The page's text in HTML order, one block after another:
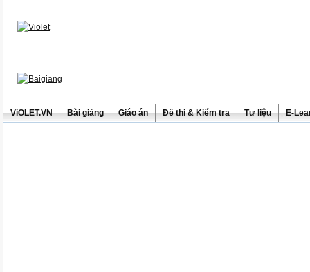
ViOLET.VN Bài giảng Giáo án Đề thi & Kiểm tra Tư liệu E-